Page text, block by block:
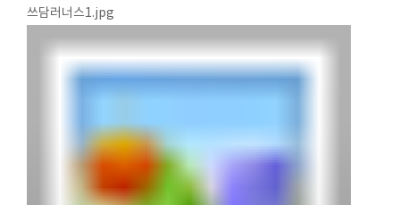
쓰담러너스1.jpg